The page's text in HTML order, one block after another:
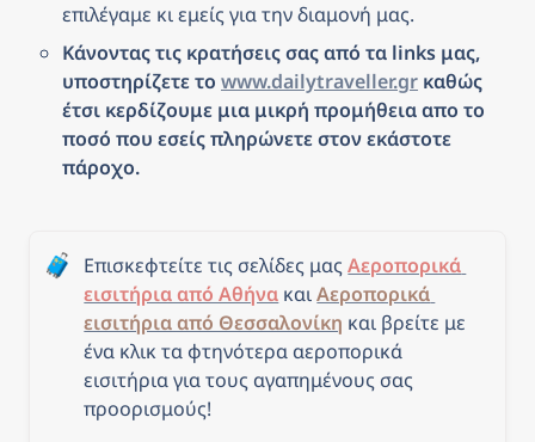
επιλέγαμε κι εμείς για την διαμονή μας.
Κάνοντας τις κρατήσεις σας από τα links μας,
υποστηρίζετε το www.dailytraveller.gr καθώς
έτσι κερδίζουμε μια μικρή προμήθεια απο το
ποσό που εσείς πληρώνετε στον εκάστοτε
πάροχο.
🧳 Επισκεφτείτε τις σελίδες μας Αεροπορικά
εισιτήρια από Αθήνα και Αεροπορικά
εισιτήρια από Θεσσαλονίκη και βρείτε με
ένα κλικ τα φτηνότερα αεροπορικά
εισιτήρια για τους αγαπημένους σας
προορισμούς!